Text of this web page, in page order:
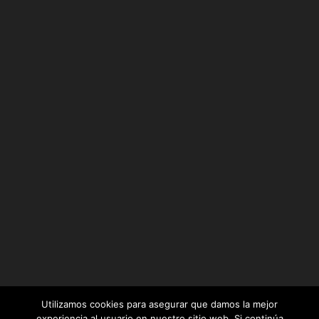
Utilizamos cookies para asegurar que damos la mejor